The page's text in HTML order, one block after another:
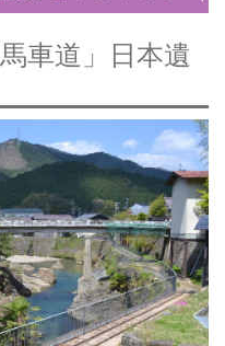
車道」日本遺